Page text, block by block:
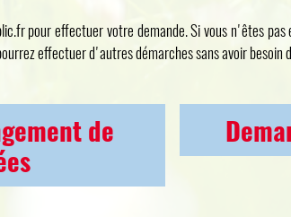
pour effectuer votre demande. Si vous n'êtes
effectuer d'autres démarches sans avoir besoin
de